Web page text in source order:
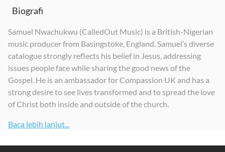
Biografi
Samuel Nwachukwu (CalledOut Music) is a British-Nigerian
music producer from Basingstoke, England. Samuel’s diverse
catalogue strongly reflects his belief in Jesus, addressing
issues people face while sharing the good news of the
Gospel. He is an ambassador for Compassion UK and has a
strong desire to see lives transformed and to spread the love
of Christ both inside and outside of the church.
Baca lebih lanjut...